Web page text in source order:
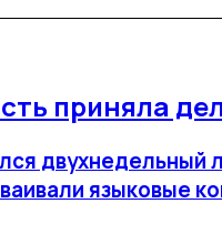
приняла
языковые